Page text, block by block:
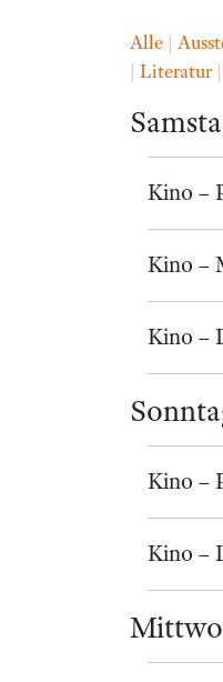
Alle |
| Literatur|
Kino –
Kino –
Kino –
Kino –
Kino –